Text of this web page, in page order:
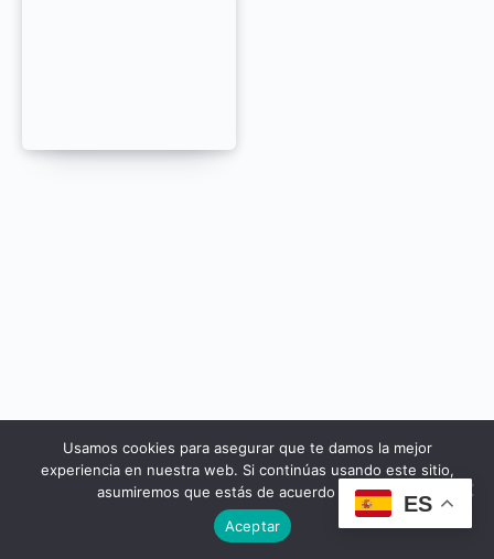
© 2026 - Cursos Yeseuropa
ES
Usamos cookies para asegurar que te damos la mejor
experiencia en nuestra web. Si continúas usando este sitio,
asumiremos que estás de acuerdo con ello.
Aceptar